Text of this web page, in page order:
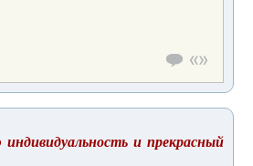
и прекрасный